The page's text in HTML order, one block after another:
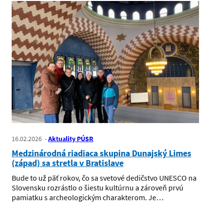
16.02.2026 Aktuality PÚSR
Medzinárodná riadiaca skupina Dunajský Limes
(západ) sa stretla v Bratislave
Bude to už päť rokov, čo sa svetové dedičstvo UNESCO na
Slovensku rozrástlo o šiestu kultúrnu a zároveň prvú
pamiatku s archeologickým charakterom. Je…